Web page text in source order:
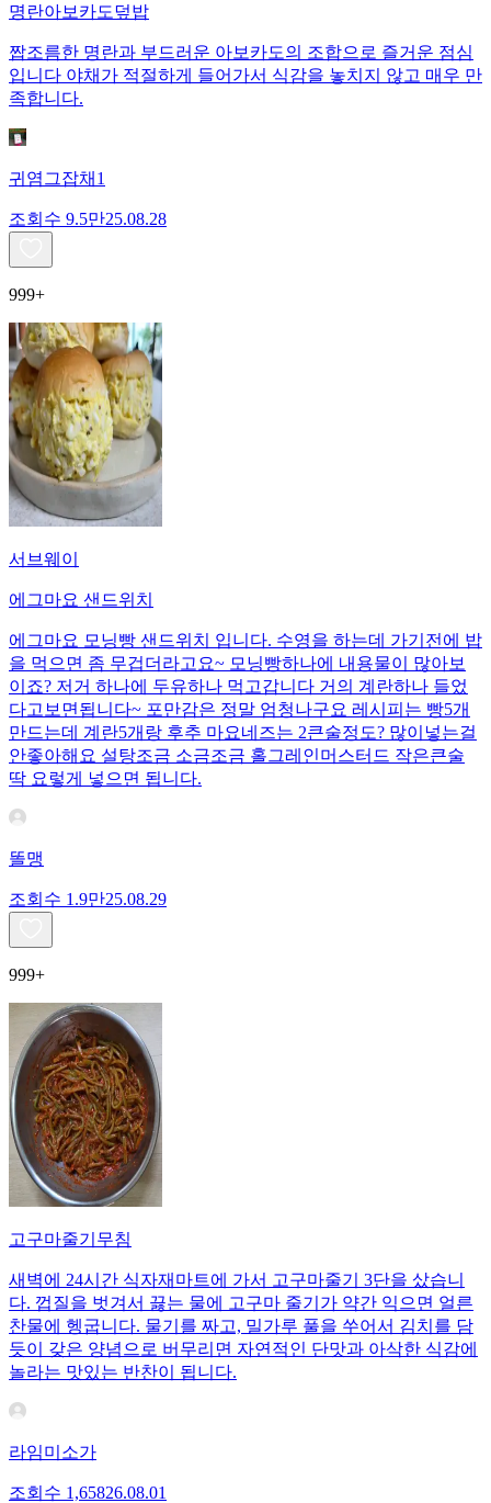
명란아보카도덮밥
짭조름한 명란과 부드러운 아보카도의 조합으로 즐거운 점심
입니다 야채가 적절하게 들어가서 식감을 놓치지 않고 매우 만
족합니다.
귀염그잡채1
조회수 9.5만25.08.28
999+
서브웨이
에그마요 샌드위치
에그마요 모닝빵 샌드위치 입니다. 수영을 하는데 가기전에 밥
을 먹으면 좀 무겁더라고요~ 모닝빵하나에 내용물이 많아보
이죠? 저거 하나에 두유하나 먹고갑니다 거의 계란하나 들었
다고보면됩니다~ 포만감은 정말 엄청나구요 레시피는 빵5개
만드는데 계란5개랑 후추 마요네즈는 2큰술정도? 많이넣는걸
안좋아해요 설탕조금 소금조금 홀그레인머스터드 작은큰술
딱 요렇게 넣으면 됩니다.
똘맹
조회수 1.9만25.08.29
999+
고구마줄기무침
새벽에 24시간 식자재마트에 가서 고구마줄기 3단을 샀습니
다. 껍질을 벗겨서 끓는 물에 고구마 줄기가 약간 익으면 얼른
찬물에 헹굽니다. 물기를 짜고, 밀가루 풀을 쑤어서 김치를 담
듯이 갖은 양념으로 버무리면 자연적인 단맛과 아삭한 식감에
놀라는 맛있는 반찬이 됩니다.
라임미소가
조회수 1,65826.08.01